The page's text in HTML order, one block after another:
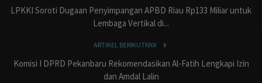
LPKKI Soroti Dugaan Penyimpangan APBD Riau Rp133 Miliar untuk
Lembaga Vertikal di...
ARTIKEL BERIKUTNYA
Komisi I DPRD Pekanbaru Rekomendasikan Al-Fatih Lengkapi Izin
dan Amdal Lalin